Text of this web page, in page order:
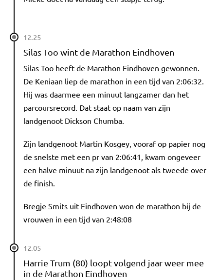
12.25
Silas Too wint de Marathon Eindhoven
Silas Too heeft de Marathon Eindhoven gewonnen.
De Keniaan liep de marathon in een tijd van 2:06:32.
Hij was daarmee een minuut langzamer dan het
parcoursrecord. Dat staat op naam van zijn
landgenoot Dickson Chumba.
Zijn landgenoot Martin Kosgey, vooraf op papier nog
de snelste met een pr van 2:06:41, kwam ongeveer
een halve minuut na zijn landgenoot als tweede over
de finish.
Bregje Smits uit Eindhoven won de marathon bij de
vrouwen in een tijd van 2:48:08
12.05
Harrie Trum (80) loopt volgend jaar weer mee
in de Marathon Eindhoven